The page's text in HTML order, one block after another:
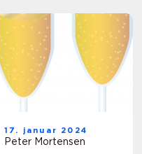
frokost og giver
folk mulighed for
at nyde en lækker
og afslappet
spiseoplevelse
17. januar 2024
Peter Mortensen